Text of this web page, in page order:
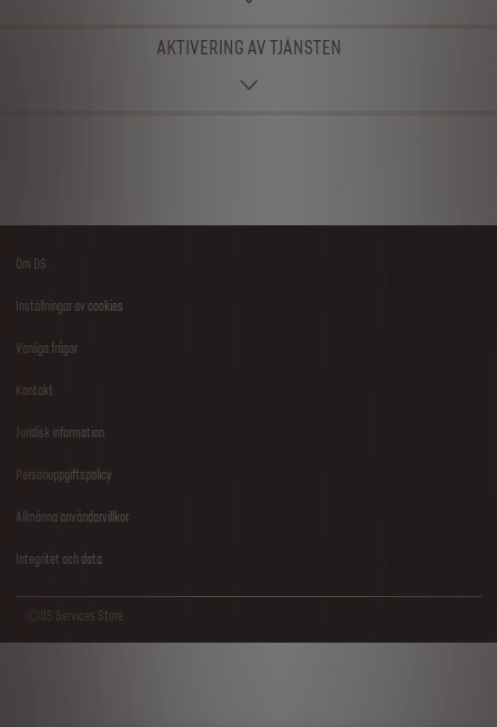
AKTIVERING AV TJÄNSTEN
Footer
menu
Om DS
Inställningar av cookies
Vanliga frågor
Kontakt
Juridisk information
Personuppgiftspolicy
Allmänna användarvillkor
Integritet och data
ⒸDS Services Store